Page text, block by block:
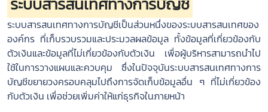
ระบบสารสนเทศทางการบัญชีเป็นส่วนหนึ่งของระบบสารสนเทศของ
องค์กร ที่เก็บรวบรวมและประมวลผลข้อมูล ทั้งข้อมูลที่เกี่ยวข้องกับ
ตัวเงินและข้อมูลที่ไม่เกี่ยวข้องกับตัวเงิน เพื่อผู้บริหารสามารถนำไป
ใช้ในการวางแผนและควบคุม ซึ่งในปัจจุบันระบบสารสนเทศทางการ
บัญชีขยายวงครอบคลุมไปถึงการจัดเก็บข้อมูลอื่น ๆ ที่ไม่เกี่ยวข้อง
กับตัวเงิน เพื่อช่วยเพิ่มค่าให้แก่ธุรกิจในภายหน้า